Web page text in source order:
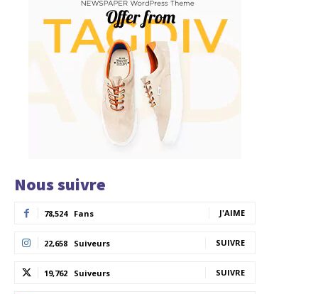
Nous suivre
78,524 Fans J'AIME
22,658 Suiveurs SUIVRE
19,762 Suiveurs SUIVRE